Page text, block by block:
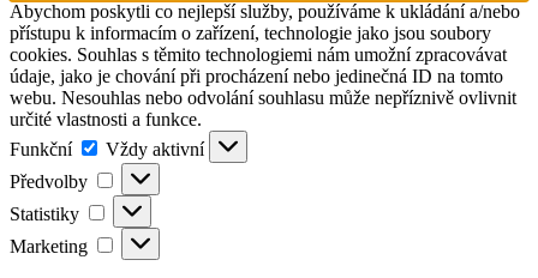
Abychom poskytli co nejlepší služby, používáme k ukládání a/nebo
přístupu k informacím o zařízení, technologie jako jsou soubory
cookies. Souhlas s těmito technologiemi nám umožní zpracovávat
údaje, jako je chování při procházení nebo jedinečná ID na tomto
webu. Nesouhlas nebo odvolání souhlasu může nepříznivě ovlivnit
určité vlastnosti a funkce.
Funkční
Funkční
Vždy aktivní
Předvolby
Předvolby
Statistiky Statistiky
Marketing Marketing